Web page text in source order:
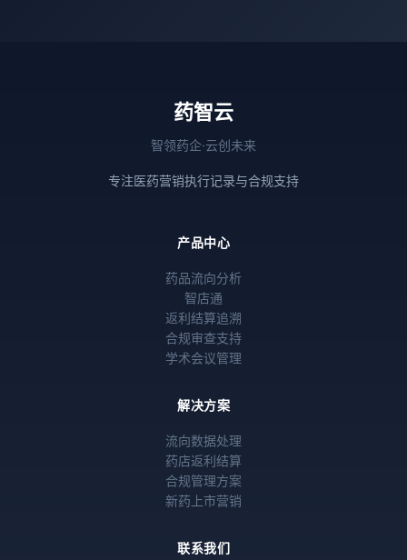
药智云
智领药企·云创未来
专注医药营销执行记录与合规支持
产品中心
药品流向分析
智店通
返利结算追溯
合规审查支持
学术会议管理
解决方案
流向数据处理
药店返利结算
合规管理方案
新药上市营销
联系我们